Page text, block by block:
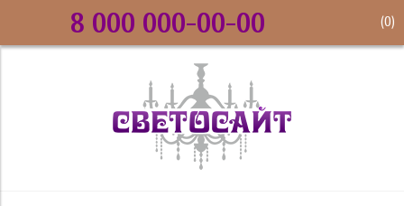
8 000 000-00-00 (0)